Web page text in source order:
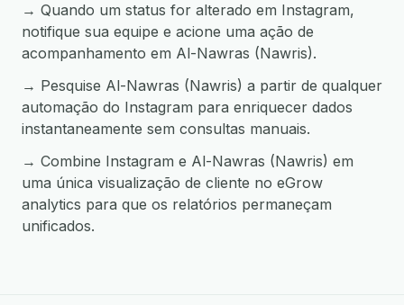
→ Quando um status for alterado em Instagram,
notifique sua equipe e acione uma ação de
acompanhamento em Al-Nawras (Nawris).
→ Pesquise Al-Nawras (Nawris) a partir de qualquer
automação do Instagram para enriquecer dados
instantaneamente sem consultas manuais.
→ Combine Instagram e Al-Nawras (Nawris) em
uma única visualização de cliente no eGrow
analytics para que os relatórios permaneçam
unificados.